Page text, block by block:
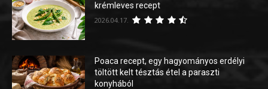
krémleves recept
2026.04.17.
Poaca recept, egy hagyományos erdélyi
töltött kelt tésztás étel a paraszti
konyhából